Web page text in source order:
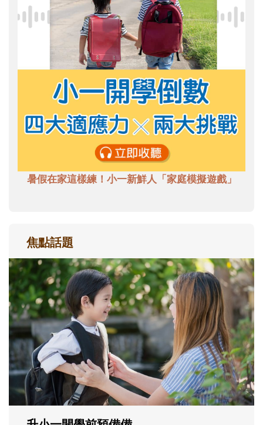
暑假在家這樣練！小一新鮮人「家庭模擬遊戲」
焦點話題
和孩子一起長大的那個男人│讀懂父親的
不同模樣
沒有人天生就擅長當爸爸！男人總是在一次
次「前所未有」的體驗中，跟著孩子一起長
大。從給予安全感的肢體遊戲，到獨立自
主、角色認同及解決問題的能力養成。爸爸
正嘗試用不同的模樣，參與孩子每個重要的